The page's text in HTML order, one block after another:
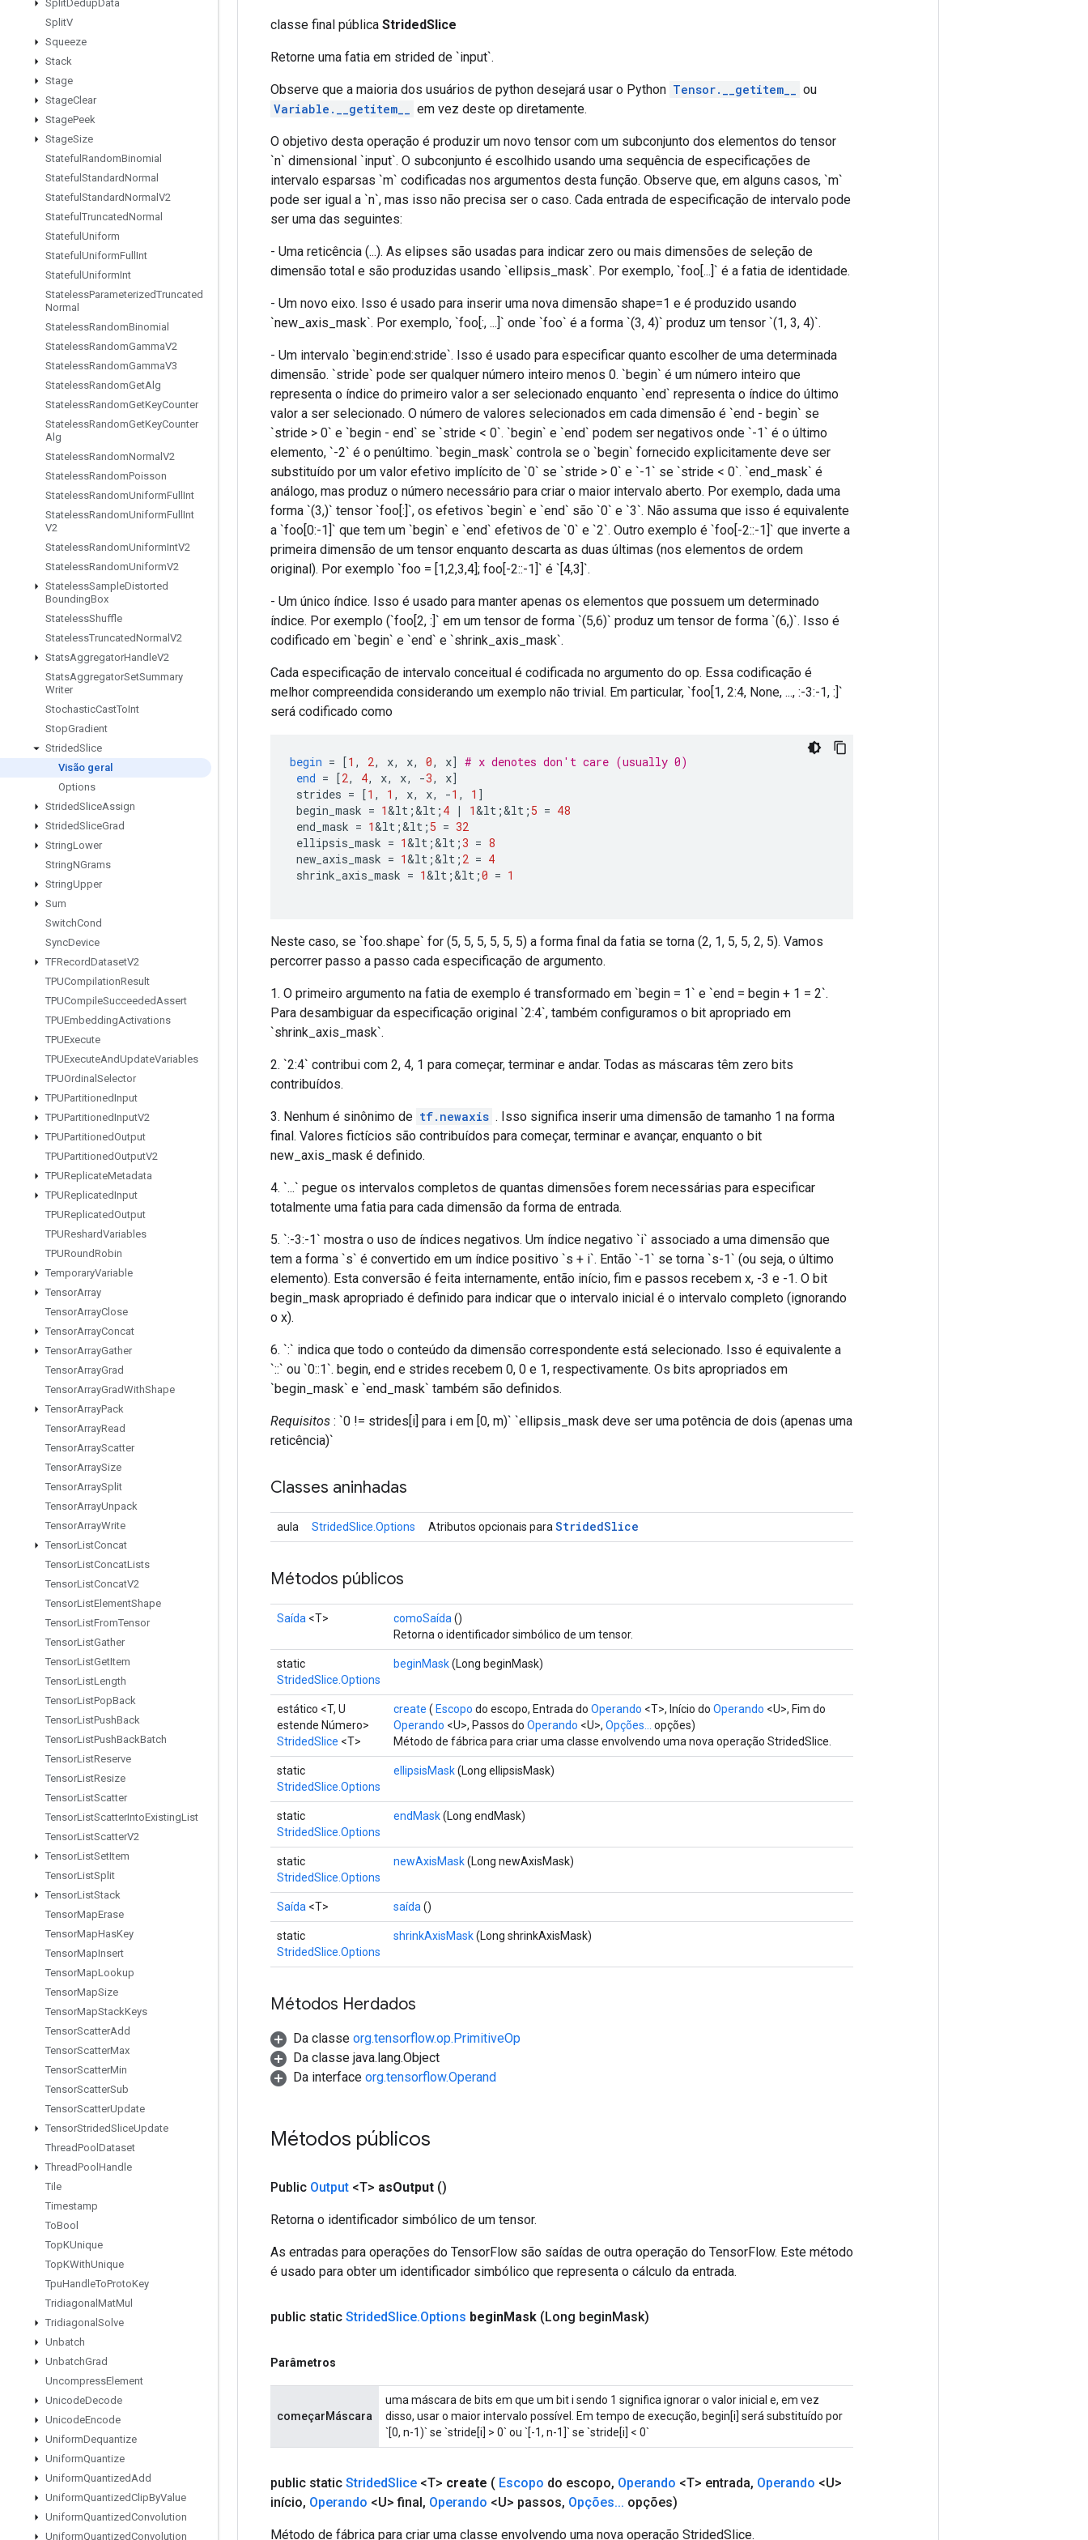
SplitDedupData
SplitV
Squeeze
Stack
Stage
StageClear
StagePeek
StageSize
Stateful RandomBinomial
Stateful StandardNormal
Stateful StandardNormal V2
Stateful TruncatedNormal
Stateful Uniform
Stateful UniformFull Int
Stateful UniformInt
StatelessParameterizedTruncated
Normal
StatelessRandomBinomial
StatelessRandomGammaV2
StatelessRandomGammaV3
StatelessRandomGetAlg
StatelessRandomGetKeyCounter
StatelessRandomGetKeyCounter
Alg
StatelessRandomNormal V2
StatelessRandomPoisson
StatelessRandomUniformFull Int
StatelessRandomUniformFull Int
V2
StatelessRandomUniformIntV2
StatelessRandomUniformV2
StatelessSampleDistorted
BoundingBox
StatelessShuffle
StatelessTruncatedNormal V2
StatsAggregatorHandleV2
StatsAggregatorSetSummary
Writer
StochasticCastToInt
StopGradient
StridedSlice
Visão geral
Options
StridedSliceAssign
StridedSliceGrad
StringLower
StringNGrams
StringUpper
Sum
SwitchCond
SyncDevice
TFRecordDatasetV2
TPUCompilationResult
TPUCompileSucceededAssert
TPUEmbeddingActivations
TPUExecute
TPUExecuteAndUpdateVariables
TPUOrdinal Selector
TPUPartitionedInput
TPUPartitionedInputV2
TPUPartitionedOutput
TPUPartitionedOutputV2
TPUReplicateMetadata
TPUReplicatedInput
TPUReplicatedOutput
TPUReshardVariables
TPURoundRobin
TemporaryVariable
TensorArray
TensorArrayClose
TensorArrayConcat
TensorArrayGather
TensorArrayGrad
TensorArrayGradWithShape
TensorArrayPack
TensorArrayRead
TensorArrayScatter
TensorArraySize
TensorArraySplit
TensorArrayUnpack
TensorArrayWrite
TensorListConcat
TensorListConcatLists
TensorListConcatV2
TensorListElementShape
TensorListFromTensor
TensorListGather
TensorListGetItem
TensorListLength
TensorListPopBack
TensorListPushBack
TensorListPushBackBatch
TensorListReserve
TensorListResize
TensorListScatter
TensorListScatterIntoExistingList
TensorListScatterV2
TensorListSetItem
TensorListSplit
TensorListStack
TensorMapErase
TensorMapHasKey
TensorMapInsert
TensorMapLookup
TensorMapSize
TensorMapStackKeys
TensorScatterAdd
TensorScatterMax
TensorScatterMin
TensorScatterSub
TensorScatterUpdate
TensorStridedSliceUpdate
ThreadPool Dataset
ThreadPool Handle
Tile
Timestamp
ToBool
TopKUnique
TopKWithUnique
TpuHandleToProtoKey
Tridiagonal MatMul
Tridiagonal Solve
Unbatch
UnbatchGrad
UncompressElement
UnicodeDecode
UnicodeEncode
UniformDequantize
UniformQuantize
UniformQuantizedAdd
UniformQuantizedClipByValue
UniformQuantizedConvolution
UniformQuantizedConvolution
classe final pública StridedSlice
Retorne uma fatia em strided de `input`.
Observe que a maioria dos usuários de python desejará usar o Python Tensor.__getitem__ ou
Variable.__getitem__ em vez deste op diretamente.
O objetivo desta operação é produzir um novo tensor com um subconjunto dos elementos do tensor
`n` dimensional `input`. O subconjunto é escolhido usando uma sequência de especificações de
intervalo esparsas `m` codificadas nos argumentos desta função. Observe que, em alguns casos, `m`
pode ser igual a `n`, mas isso não precisa ser o caso. Cada entrada de especificação de intervalo pode
ser uma das seguintes:
- Uma reticência (...). As elipses são usadas para indicar zero ou mais dimensões de seleção de
dimensão total e são produzidas usando `ellipsis_mask`. Por exemplo, `foo[...]` é a fatia de identidade.
- Um novo eixo. Isso é usado para inserir uma nova dimensão shape=1 e é produzido usando
`new_axis_mask`. Por exemplo, `foo[:, ...]` onde `foo` é a forma `(3, 4)` produz um tensor `(1, 3, 4)`.
- Um intervalo `begin:end:stride`. Isso é usado para especificar quanto escolher de uma determinada
dimensão. `stride` pode ser qualquer número inteiro menos 0. `begin` é um número inteiro que
representa o índice do primeiro valor a ser selecionado enquanto `end` representa o índice do último
valor a ser selecionado. O número de valores selecionados em cada dimensão é `end - begin` se
`stride > 0` e `begin - end` se `stride < 0`. `begin` e `end` podem ser negativos onde `-1` é o último
elemento, `-2` é o penúltimo. `begin_mask` controla se o `begin` fornecido explicitamente deve ser
substituído por um valor efetivo implícito de `0` se `stride > 0` e `-1` se `stride < 0`. `end_mask` é
análogo, mas produz o número necessário para criar o maior intervalo aberto. Por exemplo, dada uma
forma `(3,)` tensor `foo[:]`, os efetivos `begin` e `end` são `0` e `3`. Não assuma que isso é equivalente
a `foo[0:-1]` que tem um `begin` e `end` efetivos de `0` e `2`. Outro exemplo é `foo[-2::-1]` que inverte a
primeira dimensão de um tensor enquanto descarta as duas últimas (nos elementos de ordem
original). Por exemplo `foo = [1,2,3,4]; foo[-2::-1]` é `[4,3]`.
- Um único índice. Isso é usado para manter apenas os elementos que possuem um determinado
índice. Por exemplo (`foo[2, :]` em um tensor de forma `(5,6)` produz um tensor de forma `(6,)`. Isso é
codificado em `begin` e `end` e `shrink_axis_mask`.
Cada especificação de intervalo conceitual é codificada no argumento do op. Essa codificação é
melhor compreendida considerando um exemplo não trivial. Em particular, `foo[1, 2:4, None, ..., :-3:-1, :]`
será codificado como
begin = [1 , 2, x, x, 0, x] # x denotes don't care (usually 0)
end = [2, 4, x, x, -3, x]
strides = [1 , 1 , x, x, -1 , 1 ]
begin_mask = 1&lt ;&lt ; 4 | 1&lt ;&lt ; 5 = 48
end_mask = 1&lt ;&lt ; 5 = 32
ellipsis_mask = 1&lt ;&lt ;3 = 8
new_axis_mask = 1&lt ;&lt ; 2 = 4
shrink_axis_mask = 1&lt ;&lt ;0 = 1
Neste caso, se `foo.shape` for (5, 5, 5, 5, 5, 5) a forma final da fatia se torna (2, 1, 5, 5, 2, 5). Vamos
percorrer passo a passo cada especificação de argumento.
1. O primeiro argumento na fatia de exemplo é transformado em `begin = 1` e `end = begin + 1 = 2`.
Para desambiguar da especificação original `2:4`, também configuramos o bit apropriado em
`shrink_axis_mask`.
2. `2:4` contribui com 2, 4, 1 para começar, terminar e andar. Todas as máscaras têm zero bits
contribuídos.
3. Nenhum é sinônimo de tf.newaxis . Isso significa inserir uma dimensão de tamanho 1 na forma
final. Valores fictícios são contribuídos para começar, terminar e avançar, enquanto o bit
new_axis_mask é definido.
4. `...` pegue os intervalos completos de quantas dimensões forem necessárias para especificar
totalmente uma fatia para cada dimensão da forma de entrada.
5. `:-3:-1` mostra o uso de índices negativos. Um índice negativo `i` associado a uma dimensão que
tem a forma `s` é convertido em um índice positivo `s + i`. Então `-1` se torna `s-1` (ou seja, o último
elemento). Esta conversão é feita internamente, então início, fim e passos recebem x, -3 e -1. O bit
begin_mask apropriado é definido para indicar que o intervalo inicial é o intervalo completo (ignorando
o x).
6. `:` indica que todo o conteúdo da dimensão correspondente está selecionado. Isso é equivalente a
`::` ou `0::1`. begin, end e strides recebem 0, 0 e 1, respectivamente. Os bits apropriados em
`begin_mask` e `end_mask` também são definidos.
Requisitos : `0 != strides[i] para i em [0, m)` `ellipsis_mask deve ser uma potência de dois (apenas uma
reticência)`
Classes aninhadas
aula StridedSlice.Options Atributos opcionais para StridedSlice
Métodos públicos
Saída <T> comoSaída ()
Retorna o identificador simbólico de um tensor.
static
StridedSlice.Options
beginMask(Long beginMask)
estático <T, U
estende Número>
StridedSlice <T>
create ( Escopo do escopo, Entrada do Operando <T>, Início do Operando <U>, Fim do
Operando <U>, Passos do Operando <U>, Opções...
opções)
Método de fábrica para criar uma classe envolvendo uma nova operação StridedSlice.
static
StridedSlice.Options
ellipsisMask(Long ellipsisMask)
static
StridedSlice.Options
endMask(Long endMask)
static
StridedSlice.Options
newAxisMask(Long newAxisMask)
Saída <T> saída ()
static
StridedSlice.Options
shrinkAxisMask(Long shrinkAxisMask)
Métodos Herdados
Da classe org.tensorflow.op.PrimitiveOp
Da classe java.lang.Object
Da interface org.tensorflow.Operand
Métodos públicos
Public Output <T> asOutput ()
Retorna o identificador simbólico de um tensor.
As entradas para operações do TensorFlow são saídas de outra operação do TensorFlow. Este método
é usado para obter um identificador simbólico que representa o cálculo da entrada.
public static StridedSlice.Options beginMask (Long beginMask)
Parâmetros
começarMáscara
uma máscara de bits em que um bit i sendo 1 significa ignorar o valor inicial e, em vez
disso, usar o maior intervalo possível. Em tempo de execução, begin[i] será substituído por
`[0, n-1)` se `stride[i] > 0` ou `[-1, n-1]` se `stride[i] < 0`
public static StridedSlice <T> create ( Escopo do escopo, Operando <T> entrada, Operando <U>
início, Operando <U> final, Operando <U> passos, Opções... opções)
Método de fábrica para criar uma classe envolvendo uma nova operação StridedSlice.